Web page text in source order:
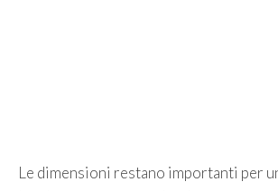
Le dimensioni restano importanti per